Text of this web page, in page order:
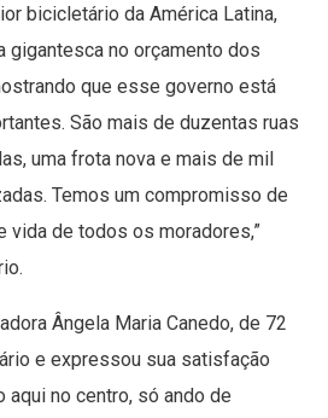
bicicletário da América Latina,
gigantesca no orçamento dos
que esse governo está
São mais de duzentas ruas
uma frota nova e mais de mil
Temos um compromisso de
vida de todos os moradores,”
Ângela Maria Canedo, de 72
e expressou sua satisfação
aqui no centro, só ando de